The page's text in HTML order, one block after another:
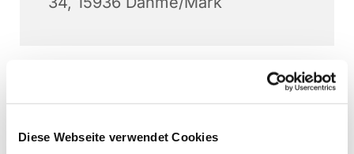
Diese Webseite verwendet Cookies